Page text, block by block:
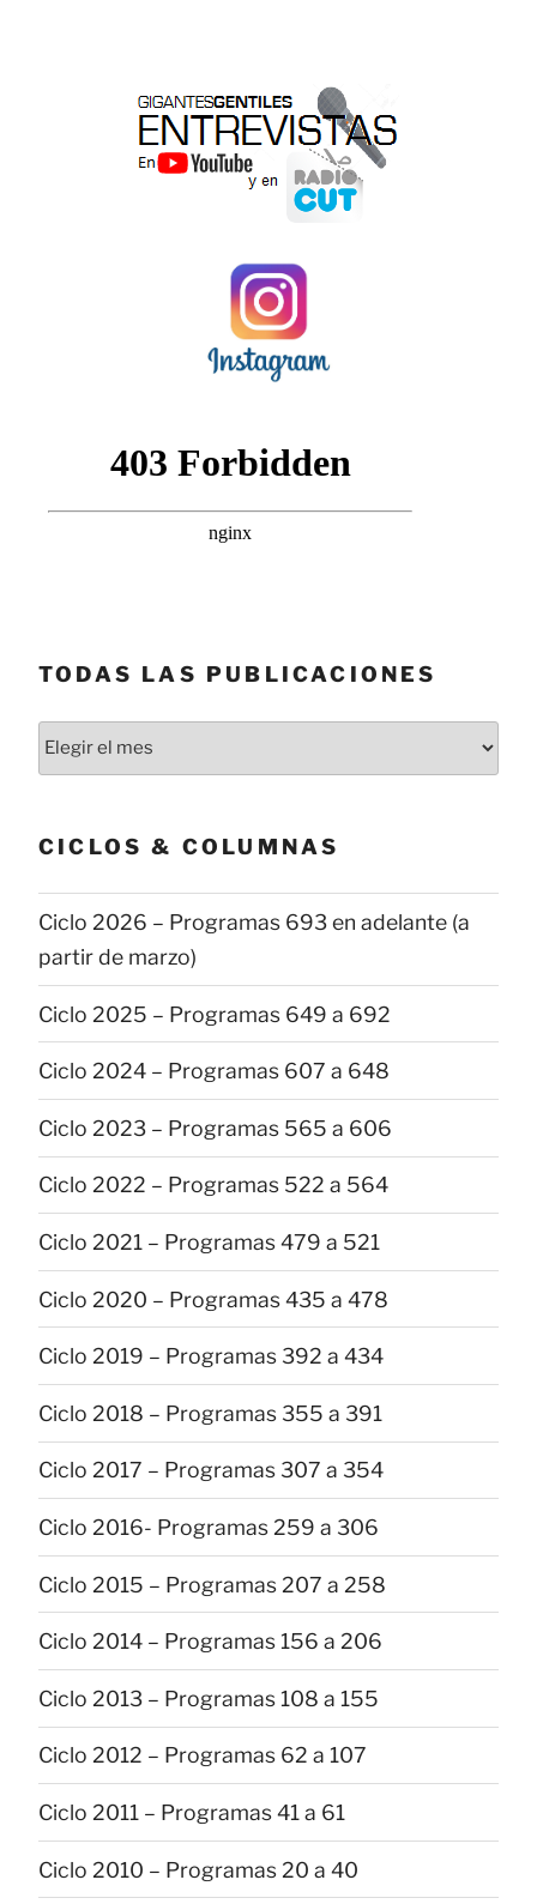
TODAS LAS PUBLICACIONES
Todas
las
CICLOS & COLUMNAS
Ciclo 2026 – Programas 693 en adelante (a
partir de marzo)
Ciclo 2025 – Programas 649 a 692
Ciclo 2024 – Programas 607 a 648
Ciclo 2023 – Programas 565 a 606
Ciclo 2022 – Programas 522 a 564
Ciclo 2021 – Programas 479 a 521
Ciclo 2020 – Programas 435 a 478
Ciclo 2019 – Programas 392 a 434
Ciclo 2018 – Programas 355 a 391
Ciclo 2017 – Programas 307 a 354
Ciclo 2016- Programas 259 a 306
Ciclo 2015 – Programas 207 a 258
Ciclo 2014 – Programas 156 a 206
Ciclo 2013 – Programas 108 a 155
Ciclo 2012 – Programas 62 a 107
Ciclo 2011 – Programas 41 a 61
Ciclo 2010 – Programas 20 a 40